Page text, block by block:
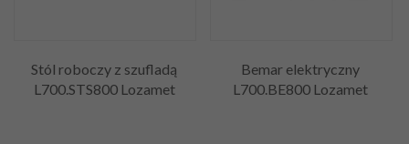
Stól roboczy z szufladą
L700.STS800 Lozamet
Bemar elektryczny
L700.BE800 Lozamet